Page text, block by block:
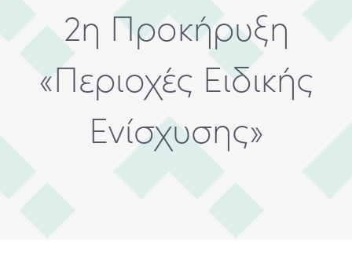
2η Προκήρυξη
«Περιοχές Ειδικής
Ενίσχυσης»